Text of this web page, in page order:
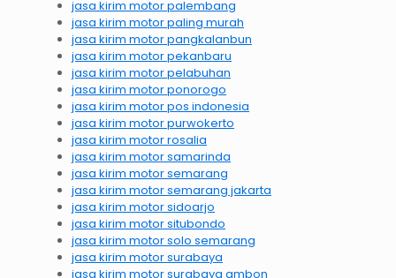
jasa kirim motor palembang
jasa kirim motor paling murah
jasa kirim motor pangkalanbun
jasa kirim motor pekanbaru
jasa kirim motor pelabuhan
jasa kirim motor ponorogo
jasa kirim motor pos indonesia
jasa kirim motor purwokerto
jasa kirim motor rosalia
jasa kirim motor samarinda
jasa kirim motor semarang
jasa kirim motor semarang jakarta
jasa kirim motor sidoarjo
jasa kirim motor situbondo
jasa kirim motor solo semarang
jasa kirim motor surabaya
jasa kirim motor surabaya ambon